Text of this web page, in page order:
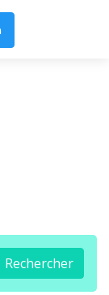
Rechercher